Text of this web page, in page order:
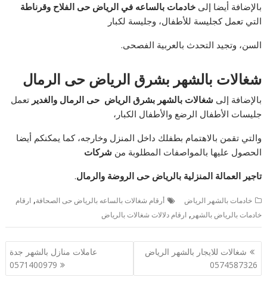
بالإضافة أيضا إلىخادمات بالساعه في الرياض حى الفلاح وقرناطة
التي تعمل كجليسة للأطفال، وجليسة لكبار
السن، وتجيد التحدث بالعربية الفصحى.
شغالات بالشهر بشرق الرياض حى الرمال
بالإضافة إلى شغالات بالشهر بشرق الرياض حى الرمال والغدير تعمل
جليسات الأطفال الرضع والأطفال الكبار،
والتي تقمن بالاهتمام بطفلك داخل المنزل وخارجه، كما يمكنكم أيضا
الحصول عليها بالمواصفات المطلوبة من شركات
تاجير العمالة المنزلية بالرياض حى الروضة والرمال.
خادمات بالشهر الرياض أرقام شغالات بالساعه بالرياض حى الصحافة,ارقام
خادمات بالرياض بالشهر ,ارقام دلالات شغالات بالرياض
تصفّح
المقالات
شغالات للايجار بالشهر الرياض
0574587326
عاملات منازل بالشهر جدة
0571400979